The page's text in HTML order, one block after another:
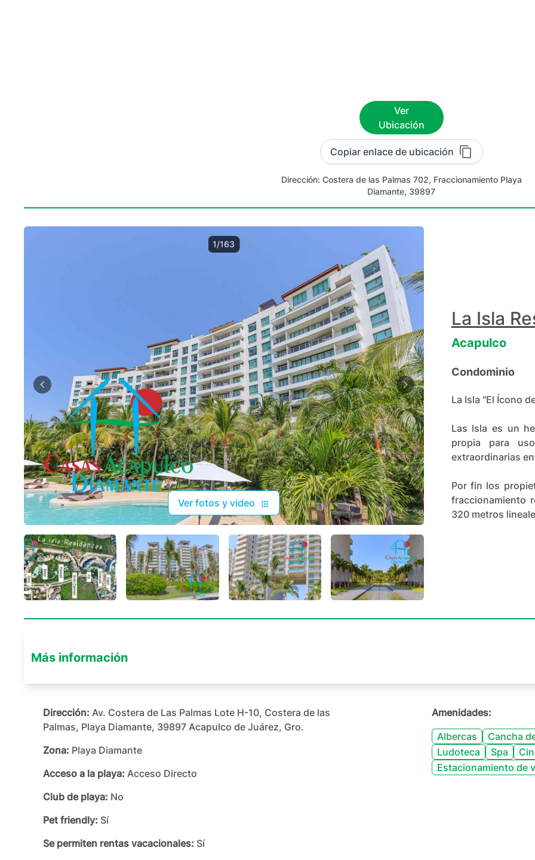
Ver
Ubicación
Copiar enlace de ubicación
Dirección: Costera de las Palmas 702, Fraccionamiento Playa
Diamante, 39897
1/163
Ver fotos y video
+159
La Isla
Acapulco
Condominio
La Isla "El Ícono
Las Isla es un
propia para
extraordinarias
Por fin los
fraccionamiento
320 metros
Más información
Dirección: Av. Costera de Las Palmas Lote H-10, Costera de las
Palmas, Playa Diamante, 39897 Acapulco de Juárez, Gro.
Zona: Playa Diamante
Acceso a la playa: Acceso Directo
Club de playa: No
Pet friendly: Sí
Se permiten rentas vacacionales: Sí
Amenidades:
Albercas
Cancha
Ludoteca
Spa
Estacionamiento de